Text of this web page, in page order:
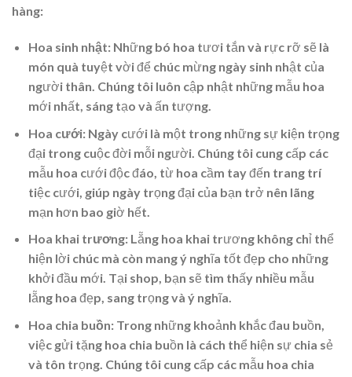
hàng:
Hoa sinh nhật: Những bó hoa tươi tắn và rực rỡ sẽ là
món quà tuyệt vời để chúc mừng ngày sinh nhật của
người thân. Chúng tôi luôn cập nhật những mẫu hoa
mới nhất, sáng tạo và ấn tượng.
Hoa cưới: Ngày cưới là một trong những sự kiện trọng
đại trong cuộc đời mỗi người. Chúng tôi cung cấp các
mẫu hoa cưới độc đáo, từ hoa cầm tay đến trang trí
tiệc cưới, giúp ngày trọng đại của bạn trở nên lãng
mạn hơn bao giờ hết.
Hoa khai trương: Lẵng hoa khai trương không chỉ thể
hiện lời chúc mà còn mang ý nghĩa tốt đẹp cho những
khởi đầu mới. Tại shop, bạn sẽ tìm thấy nhiều mẫu
lẵng hoa đẹp, sang trọng và ý nghĩa.
Hoa chia buồn: Trong những khoảnh khắc đau buồn,
việc gửi tặng hoa chia buồn là cách thể hiện sự chia sẻ
và tôn trọng. Chúng tôi cung cấp các mẫu hoa chia